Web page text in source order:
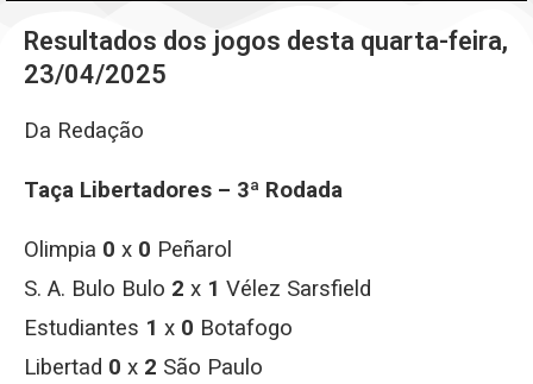
Resultados dos jogos desta quarta-feira,
23/04/2025
Da Redação
Taça Libertadores – 3ª Rodada
Olimpia 0 x 0 Peñarol
S. A. Bulo Bulo 2 x 1 Vélez Sarsfield
Estudiantes 1 x 0 Botafogo
Libertad 0 x 2 São Paulo